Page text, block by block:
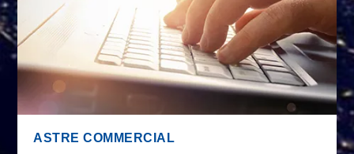
ASTRE COMMERCIAL